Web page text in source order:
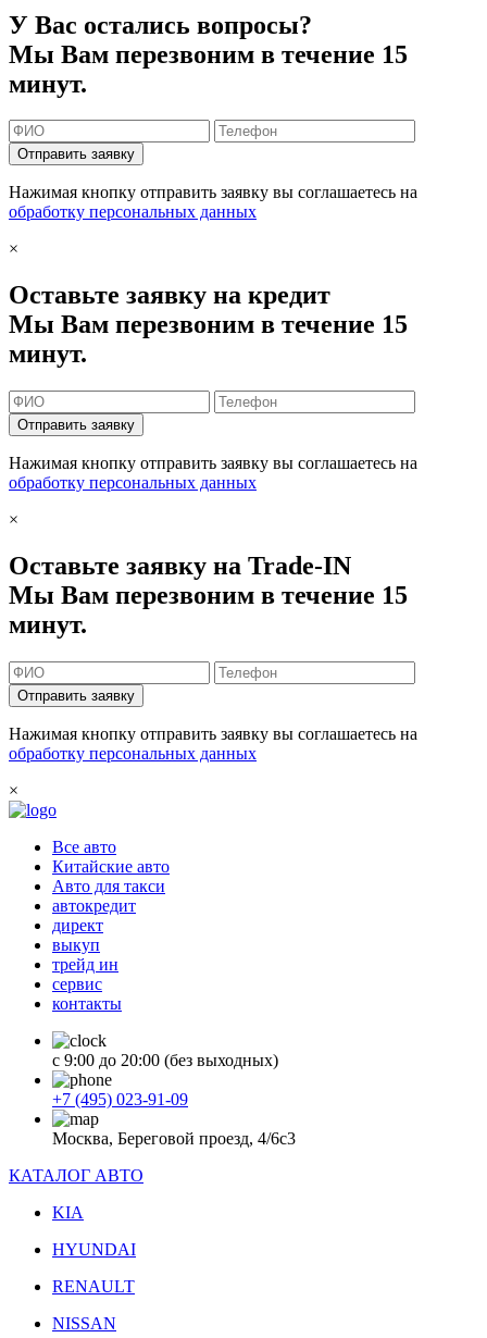
У Вас остались вопросы?
Мы Вам перезвоним в течение 15
минут.
Отправить заявку
Нажимая кнопку отправить заявку вы соглашаетесь на
обработку персональных данных
×
Оставьте заявку на кредит
Мы Вам перезвоним в течение 15
минут.
Отправить заявку
Нажимая кнопку отправить заявку вы соглашаетесь на
обработку персональных данных
×
Оставьте заявку на Trade-IN
Мы Вам перезвоним в течение 15
минут.
Отправить заявку
Нажимая кнопку отправить заявку вы соглашаетесь на
обработку персональных данных
×
Все авто
Китайские авто
Авто для такси
автокредит
директ
выкуп
трейд ин
сервис
контакты
с 9:00 до 20:00 (без выходных)
+7 (495) 023-91-09
Москва, Береговой проезд, 4/6с3
КАТАЛОГ АВТО
KIA
HYUNDAI
RENAULT
NISSAN